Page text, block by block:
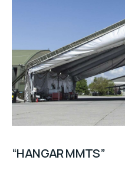
“HANGAR MMTS”